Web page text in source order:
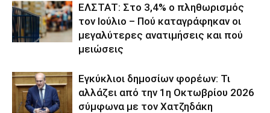
ΕΛΣΤΑΤ: Στο 3,4% ο πληθωρισμός
τον Ιούλιο – Πού καταγράφηκαν οι
μεγαλύτερες ανατιμήσεις και πού
μειώσεις
Εγκύκλιοι δημοσίων φορέων: Τι
αλλάζει από την 1η Οκτωβρίου 2026
σύμφωνα με τον Χατζηδάκη